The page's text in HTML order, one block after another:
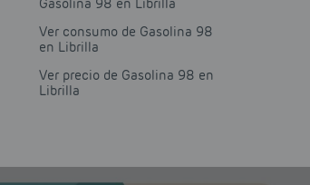
Gasolina 98 en Librilla
Ver consumo de Gasolina 98
en Librilla
Ver precio de Gasolina 98 en
Librilla